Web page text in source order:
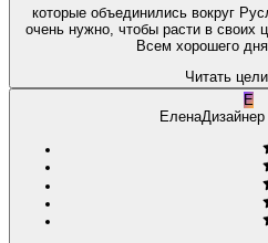
которые объединились вокруг
очень нужно, чтобы расти в
Всем хорошего
Читать
Е
ЕленаДизайнер